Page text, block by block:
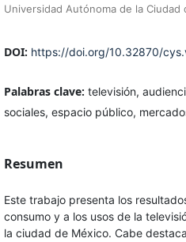
Universidad Autónoma de la Ciudad
DOI: https://doi.org/10.32870/
Palabras clave: televisión,
sociales, espacio público,
Resumen
Este trabajo presenta los
consumo y a los usos de la
la ciudad de México. Cabe